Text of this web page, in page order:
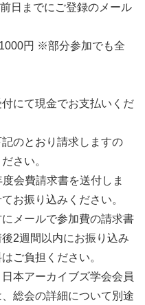
日までにご登録のメール
円 ※部分参加でも全
にて現金でお支払いくだ
のとおり請求しますの
さい。
会費請求書を送付しま
お振り込みください。
メールで参加費の請求書
2週間以内にお振り込み
ご負担ください。
本アーカイブズ学会会員
総会の詳細について別途